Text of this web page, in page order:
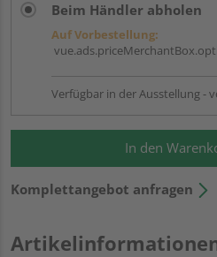
Beim Händler abholen
Auf Vorbestellung:
Verfügbar in der Ausstellung -
In den
Komplettangebot anfragen